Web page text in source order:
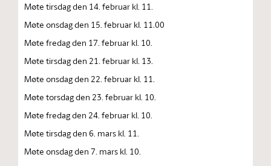
Møte tirsdag den 14. februar kl. 11.
Møte onsdag den 15. februar kl. 11.00
Møte fredag den 17. februar kl. 10.
Møte tirsdag den 21. februar kl. 13.
Møte onsdag den 22. februar kl. 11.
Møte torsdag den 23. februar kl. 10.
Møte fredag den 24. februar kl. 10.
Møte tirsdag den 6. mars kl. 11.
Møte onsdag den 7. mars kl. 10.